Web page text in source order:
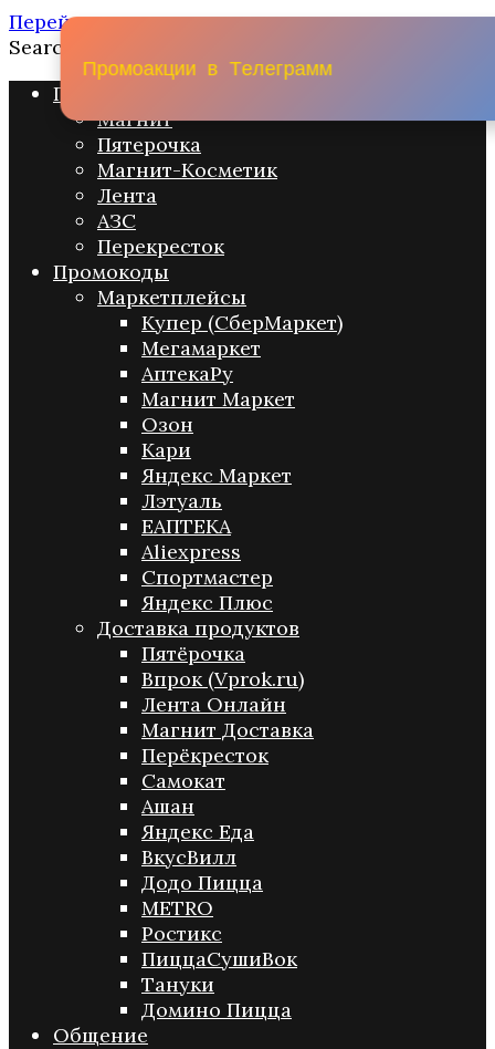
Перейти к содержанию
Search for:
Промо акции
Магнит
Пятерочка
Магнит-Косметик
Лента
АЗС
Перекресток
Промокоды
Маркетплейсы
Купер (СберМаркет)
Мегамаркет
АптекаРу
Магнит Маркет
Озон
Кари
Яндекс Маркет
Лэтуаль
ЕАПТЕКА
Aliexpress
Спортмастер
Яндекс Плюс
Доставка продуктов
Пятёрочка
Впрок (Vprok.ru)
Лента Онлайн
Магнит Доставка
Перёкресток
Самокат
Ашан
Яндекс Еда
ВкусВилл
Додо Пицца
METRO
Ростикс
ПиццаСушиВок
Тануки
Домино Пицца
Общение
Промоакции в Телеграмм